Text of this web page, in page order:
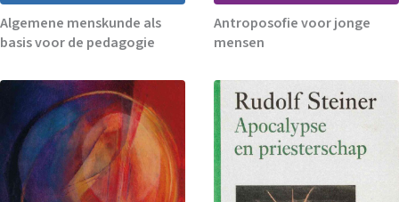
Algemene menskunde als
basis voor de pedagogie
Antroposofie voor jonge
mensen